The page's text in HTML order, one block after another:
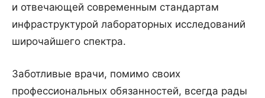
и отвечающей современным стандартам
инфраструктурой лабораторных исследований
широчайшего спектра.
Заботливые врачи, помимо своих
профессиональных обязанностей, всегда рады